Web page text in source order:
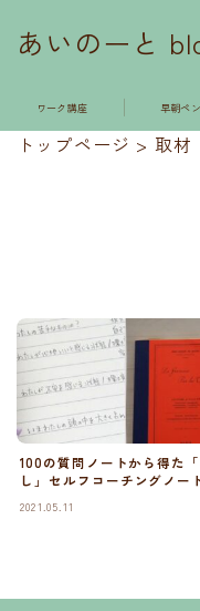
あいのーと
ワーク講座 早朝ペ
トップページ > 取材
100の質問ノートから得た
し」セルフコーチングノー
2021.05.11